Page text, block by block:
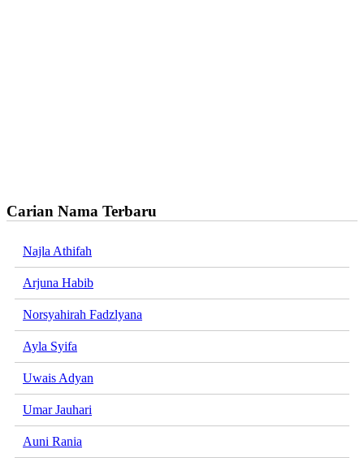
Carian Nama Terbaru
Najla Athifah
Arjuna Habib
Norsyahirah Fadzlyana
Ayla Syifa
Uwais Adyan
Umar Jauhari
Auni Rania